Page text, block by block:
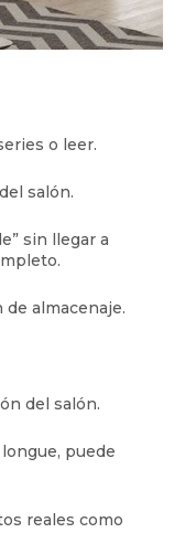
o leer.
salón.
sin llegar a
almacenaje.
del salón.
puede
reales como